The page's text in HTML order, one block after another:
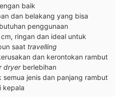
baik
dan belakang yang bisa
penggunaan
ringan dan ideal untuk
saat travelling
dan kerontokan rambut
dryerberlebihan
jenis dan panjang rambut
kepala